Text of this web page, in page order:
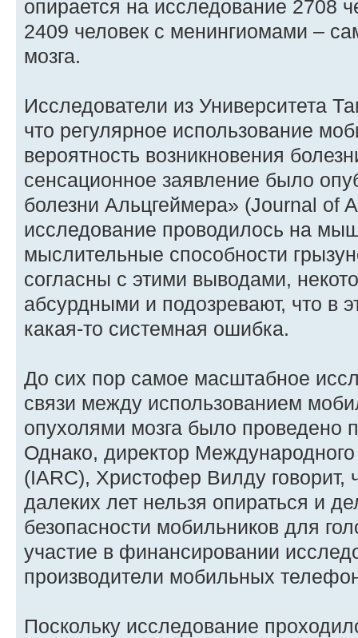
опирается на исследование 2708
2409 человек с менингиомами –
мозга.
Исследователи из Университета
что регулярное использование
вероятность возникновения
сенсационное заявление было
болезни Альцгеймера» (Journal of
исследование проводилось на
мыслительные способности
согласны с этими выводами,
абсурдными и подозревают, что в
какая-то системная ошибка.
До сих пор самое масштабное
связи между использованием
опухолями мозга было проведено
Однако, директор Международного
(IARC), Христофер Вилду говорит,
далеких лет нельзя опираться и
безопасности мобильников для
участие в финансировании
производители мобильных
Поскольку исследование